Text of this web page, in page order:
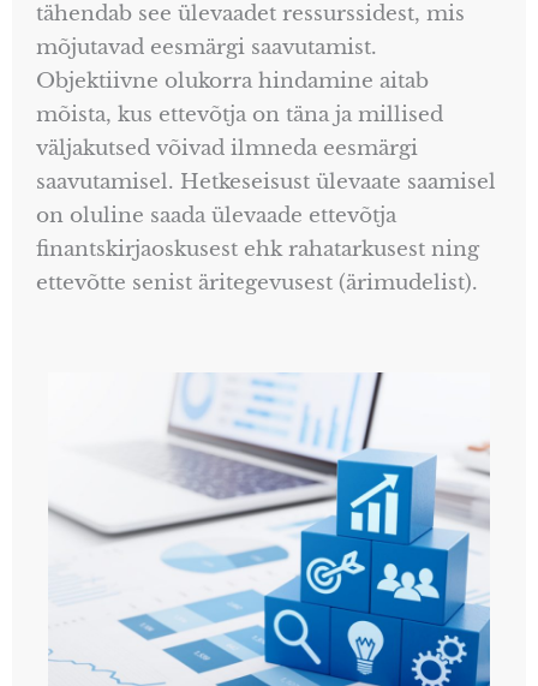
tähendab see ülevaadet ressurssidest, mis
mõjutavad eesmärgi saavutamist.
Objektiivne olukorra hindamine aitab
mõista, kus ettevõtja on täna ja millised
väljakutsed võivad ilmneda eesmärgi
saavutamisel. Hetkeseisust ülevaate saamisel
on oluline saada ülevaade ettevõtja
finantskirjaoskusest ehk rahatarkusest ning
ettevõtte senist äritegevusest (ärimudelist).